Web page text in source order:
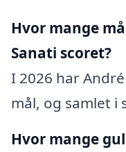
Hvor mange
Sanati scoret?
I 2026 har
mål, og samlet i
Hvor mange